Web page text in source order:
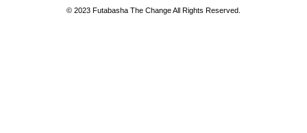
© 2023 Futabasha The Change All Rights Reserved.